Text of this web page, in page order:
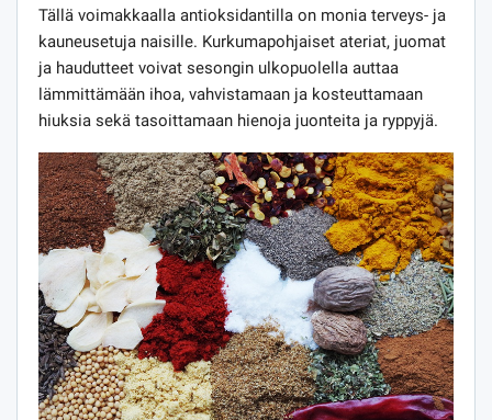
Tällä voimakkaalla antioksidantilla on monia terveys- ja
kauneusetuja naisille. Kurkumapohjaiset ateriat, juomat
ja haudutteet voivat sesongin ulkopuolella auttaa
lämmittämään ihoa, vahvistamaan ja kosteuttamaan
hiuksia sekä tasoittamaan hienoja juonteita ja ryppyjä.